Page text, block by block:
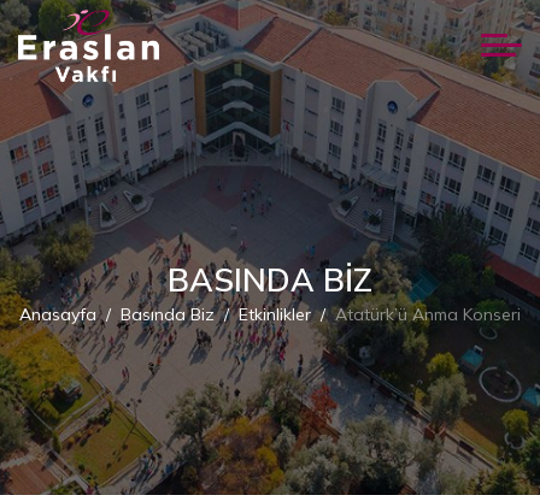
BASINDA BIZ
Anasayfa Basında Biz Etkinlikler Atatürk’ü Anma Konseri